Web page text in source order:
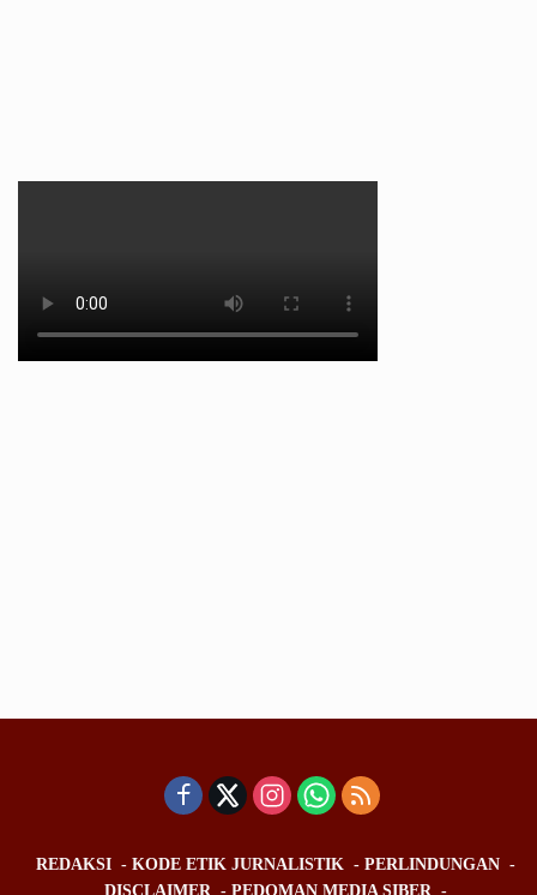
REDAKSI KODE ETIK JURNALISTIK
PERLINDUNGAN
DISCLAIMER
PEDOMAN MEDIA SIBER